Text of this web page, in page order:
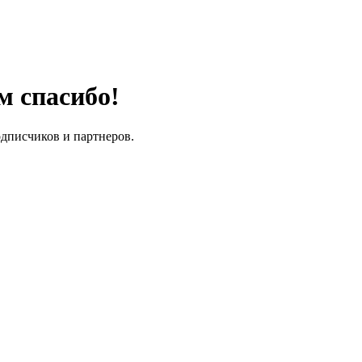
спасибо!
и партнеров.